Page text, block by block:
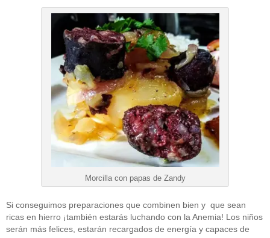
Morcilla con papas de Zandy
Si conseguimos preparaciones que combinen bien y que sean
ricas en hierro ¡también estarás luchando con la Anemia! Los niños
serán más felices, estarán recargados de energía y capaces de